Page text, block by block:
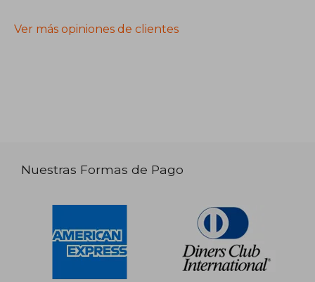
Ver más opiniones de clientes
Nuestras Formas de Pago